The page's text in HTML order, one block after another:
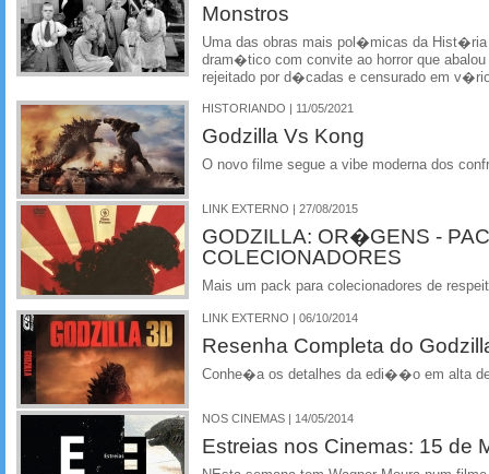
Monstros
Uma das obras mais pol�micas da
dram�tico com convite ao horror que
rejeitado por d�cadas e censurado em
HISTORIANDO | 11/05/2021
Godzilla Vs Kong
O novo filme segue a vibe moderna dos
LINK EXTERNO | 27/08/2015
GODZILLA: OR�GENS -
COLECIONADORES
Mais um pack para colecionadores de
LINK EXTERNO | 06/10/2014
Resenha Completa do
Conhe�a os detalhes da edi��o em alta
NOS CINEMAS | 14/05/2014
Estreias nos Cinemas: 15 de